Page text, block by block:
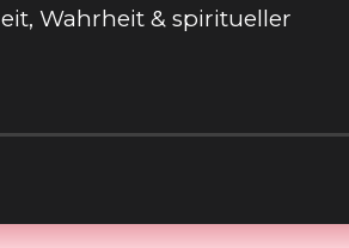
Wahrheit & spiritueller